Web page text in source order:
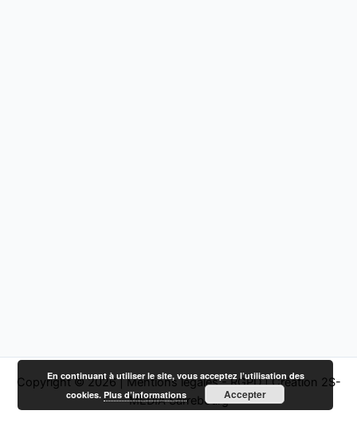
Copyright © 2026 |Mentions légales - RGPD|Création 2S-
MEDIA Sarrebourg
En continuant à utiliser le site, vous acceptez l’utilisation des
cookies.Plus d’informations Accepter